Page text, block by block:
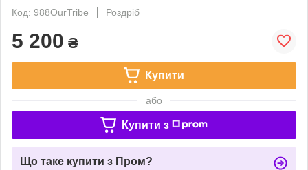
Код: 988OurTribe
Роздріб
5 200 ₴
Купити
або
Купити з
Що таке купити з Пром?